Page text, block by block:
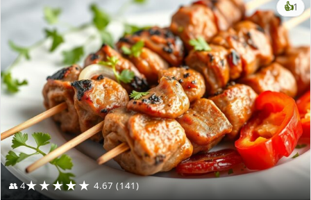
👥 4★★★★★ 4.67 (141)
👍1